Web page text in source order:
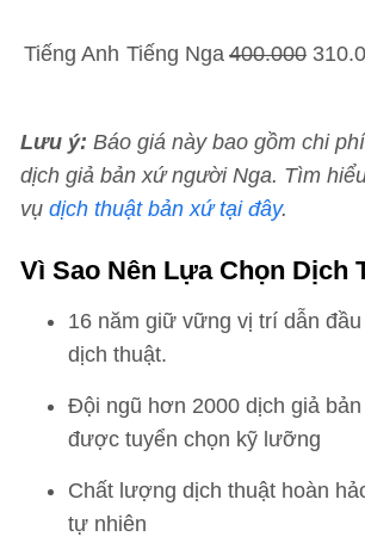
Tiếng Anh Tiếng Nga 400.000
Lưu ý: Báo giá này bao gồm chi
dịch giả bản xứ người Nga. Tìm
vụ dịch thuật bản xứ tại đây.
Vì Sao Nên Lựa Chọn Dịch
16 năm giữ vững vị trí dẫn
dịch thuật.
Đội ngũ hơn 2000 dịch giả
được tuyển chọn kỹ lưỡng
Chất lượng dịch thuật hoàn
tự nhiên